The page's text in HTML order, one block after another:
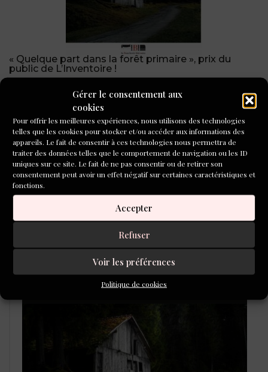
Gérer le consentement aux
cookies
Pour offrir les meilleures expériences, nous utilisons des technologies
telles que les cookies pour stocker et/ou accéder aux informations des
appareils. Le fait de consentir à ces technologies nous permettra de
traiter des données telles que le comportement de navigation ou les ID
uniques sur ce site. Le fait de ne pas consentir ou de retirer son
consentement peut avoir un effet négatif sur certaines caractéristiques et
fonctions.
Accepter
Refuser
Voir les préférences
Politique de cookies
« Quelque part dans la forêt primaire », prix du
public de L’Inventoire !
CONCOURS DE NOUVELLES
LAURÉATS DU CONCOURS DE
POÉSIE 2026